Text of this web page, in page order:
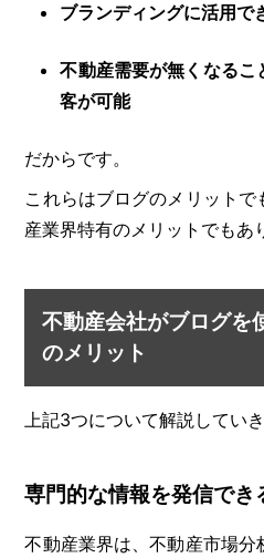
ブランディングに活用で
不動産需要が無くなる
客が可能
だからです。
これらはブログのメリット
産業界特有のメリットでもあ
不動産会社がブログを
のメリット
上記3つについて解説していき
専門的な情報を発信でき
不動産業界は、不動産市場分